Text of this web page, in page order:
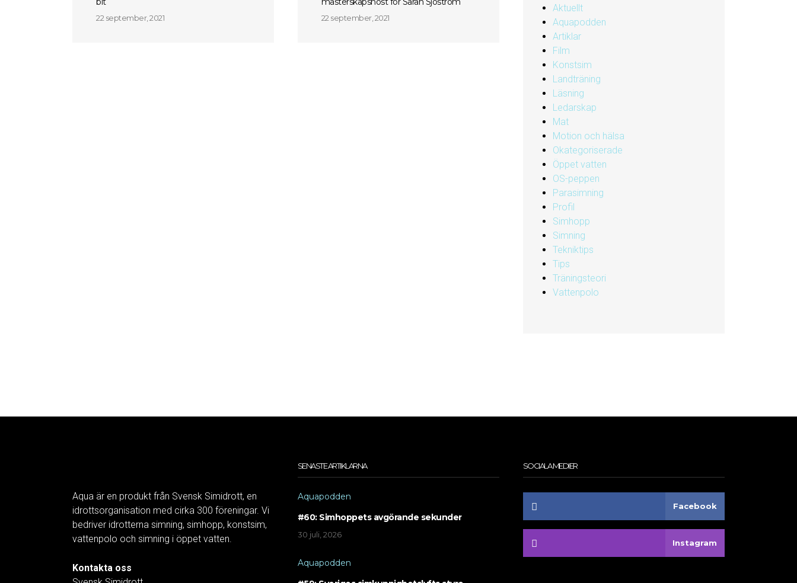
22 september, 2021 22 september, 2021
Aktuellt
Aquapodden
Artiklar
Film
Konstsim
Landträning
Läsning
Ledarskap
Mat
Motion och hälsa
Okategoriserade
Öppet vatten
OS-peppen
Parasimning
Profil
Simhopp
Simning
Tekniktips
Tips
Träningsteori
Vattenpolo
Aqua är en produkt från Svensk Simidrott, en
idrottsorganisation med cirka 300 föreningar. Vi
bedriver idrotterna simning, simhopp, konstsim,
vattenpolo och simning i öppet vatten.
Kontakta oss
SENASTE ARTIKLARNA
Aquapodden
#60: Simhoppets avgörande sekunder
30 juli, 2026
Aquapodden
SOCIALA MEDIER
Facebook
Instagram